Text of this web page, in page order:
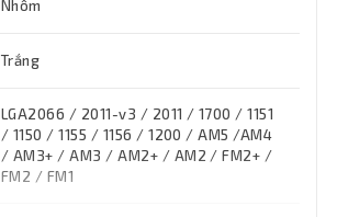
Nhôm
Trắng
LGA2066 / 2011-v3 / 2011 / 1700 / 1151
/ 1150 / 1155 / 1156 / 1200 / AM5 /AM4
/ AM3+ / AM3 / AM2+ / AM2 / FM2+ /
FM2 / FM1